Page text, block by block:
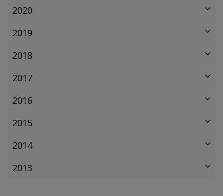
2020
2019
2018
2017
2016
2015
2014
2013